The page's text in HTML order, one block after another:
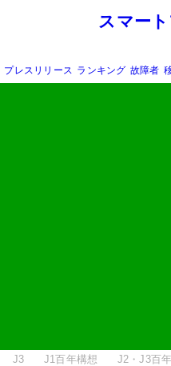
スマー
プレスリリース ランキング 故障者
J3 J1百年構想 J2・J3百